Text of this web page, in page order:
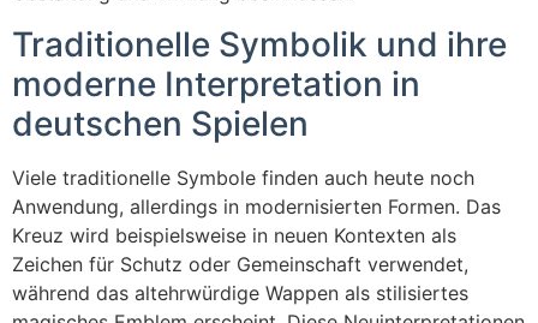
Traditionelle Symbolik und ihre
moderne Interpretation in
deutschen Spielen
Viele traditionelle Symbole finden auch heute noch
Anwendung, allerdings in modernisierten Formen. Das
Kreuz wird beispielsweise in neuen Kontexten als
Zeichen für Schutz oder Gemeinschaft verwendet,
während das altehrwürdige Wappen als stilisiertes